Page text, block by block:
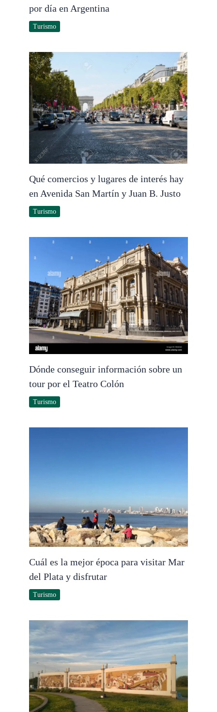
por día en Argentina
Turismo
Qué comercios y lugares de interés hay
en Avenida San Martín y Juan B. Justo
Turismo
Dónde conseguir información sobre un
tour por el Teatro Colón
Turismo
Cuál es la mejor época para visitar Mar
del Plata y disfrutar
Turismo